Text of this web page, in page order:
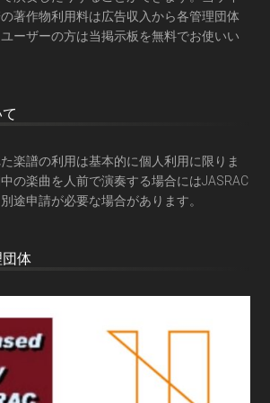
著作物利用料は広告収入から各管理団体
ーザーの方は当掲示板を無料でお使いい
楽譜の利用は基本的に個人利用に限りま
の楽曲を人前で演奏する場合にはJASRAC
途申請が必要な場合があります。
体